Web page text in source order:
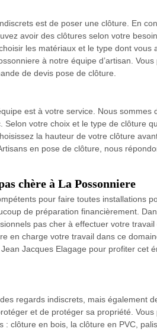
est de poser une clôture. En
avoir des clôtures selon votre besoin.
les matériaux et le type dont vous
à notre équipe d’artisan. Vous
de devis pose de clôture.
est à votre service. Nous sommes
votre choix et le type de clôture
la hauteur de votre clôture
en pose de clôture, nous
chère à La Possonniere
pour faire toutes installations
de préparation financièrement.
pas cher à effectuer votre travail
en charge votre travail dans ce
Jacques Elagage pour profiter cet
regards indiscrets, mais également
et de protéger sa propriété. Vous
clôture en bois, la clôture en PVC,